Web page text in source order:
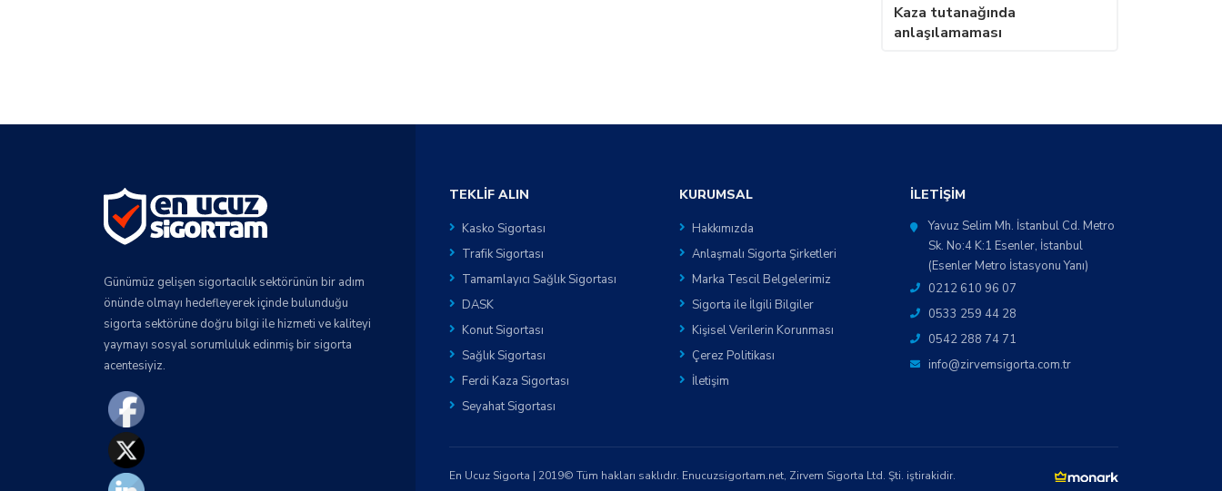
Kaza tutanağında
anlaşılamaması
Günümüz gelişen sigortacılık sektörünün bir adım
önünde olmayı hedefleyerek içinde bulunduğu
sigorta sektörüne doğru bilgi ile hizmeti ve kaliteyi
yaymayı sosyal sorumluluk edinmiş bir sigorta
acentesiyiz.
TEKLIF ALIN
Kasko Sigortası
Trafik Sigortası
Tamamlayıcı Sağlık Sigortası
DASK
Konut Sigortası
Sağlık Sigortası
Ferdi Kaza Sigortası
Seyahat Sigortası
KURUMSAL
Hakkımızda
Anlaşmalı Sigorta Şirketleri
Marka Tescil Belgelerimiz
Sigorta ile İlgili Bilgiler
Kişisel Verilerin Korunması
Çerez Politikası
İletişim
İLETIŞIM
Yavuz Selim Mh. İstanbul Cd. Metro
Sk. No:4 K:1 Esenler, İstanbul
(Esenler Metro İstasyonu Yanı)
0212 610 96 07
0533 259 44 28
0542 288 74 71
info@zirvemsigorta.com.tr
En Ucuz Sigorta | 2019© Tüm hakları saklıdır. Enucuzsigortam.net, Zirvem Sigorta Ltd. Şti. iştirakidir.